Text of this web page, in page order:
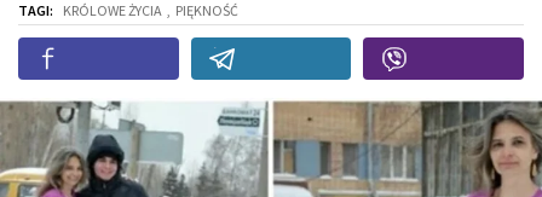
TAGI: KRÓLOWE ŻYCIA , PIĘKNOŚĆ